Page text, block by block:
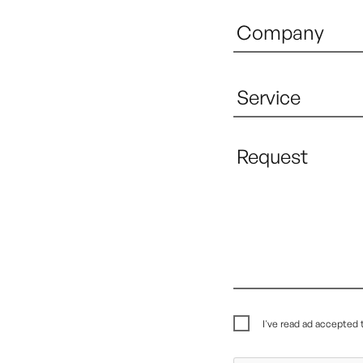
I've read ad accepted